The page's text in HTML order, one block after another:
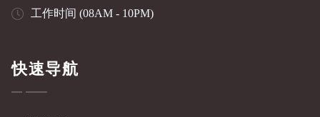
工作时间 (08AM - 10PM)
快速导航